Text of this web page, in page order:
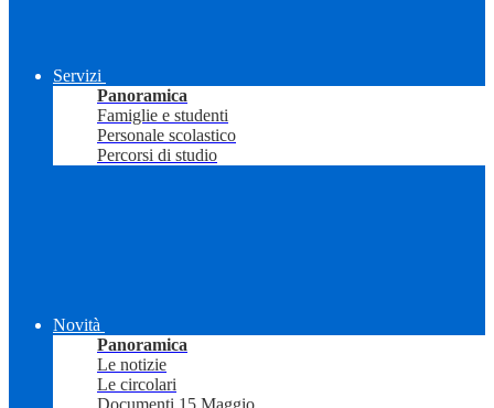
Servizi
Panoramica
Famiglie e studenti
Personale scolastico
Percorsi di studio
Novità
Panoramica
Le notizie
Le circolari